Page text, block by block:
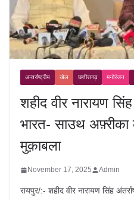
अन्तर्राष्ट्रीय खेल छत्तीसगढ़ मनोरंजन
शहीद वीर नारायण
भारत- साउथ अफ़्रीका
मुक़ाबला
November 17, 2025 Admin
रायपुर/:- शहीद वीर नारायण सिंह